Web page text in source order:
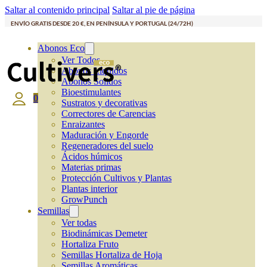
Saltar al contenido principal Saltar al pie de página
ENVÍO GRATIS DESDE 20 €, EN PENÍNSULA Y PORTUGAL (24/72H)
Abonos Eco
Ver Todos
Abonos Líquidos
Abonos Solidos
Bioestimulantes
Sustratos y decorativas
Correctores de Carencias
Enraizantes
Maduración y Engorde
Regeneradores del suelo
Ácidos húmicos
Materias primas
Protección Cultivos y Plantas
Plantas interior
GrowPunch
Semillas
Ver todas
Biodinámicas Demeter
Hortaliza Fruto
Semillas Hortaliza de Hoja
0